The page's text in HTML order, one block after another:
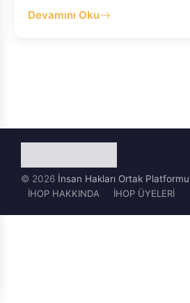
Devamını Oku
© 2026 İnsan Hakları Ortak Platformu
İHOP HAKKINDA
İHOP ÜYELERİ